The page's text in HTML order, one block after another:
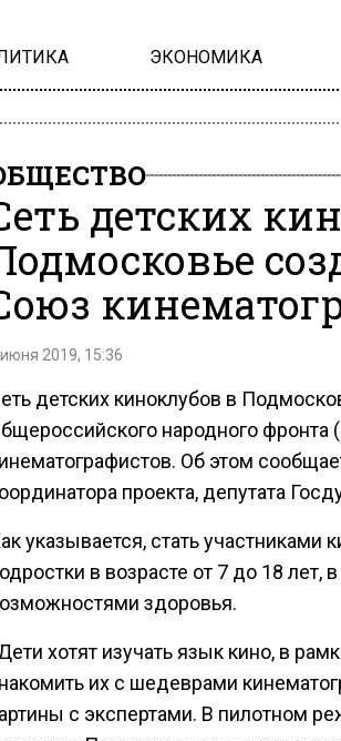
ЭКОНОМИКА
детских
2019, 15:36
детских киноклубов в
народного
Об этом
проекта, депутата
указывается, стать участниками
в возрасте от 7 до 18 лет,
здоровья.
хотят изучать язык кино, в
их с шедеврами
с экспертами. В пилотном